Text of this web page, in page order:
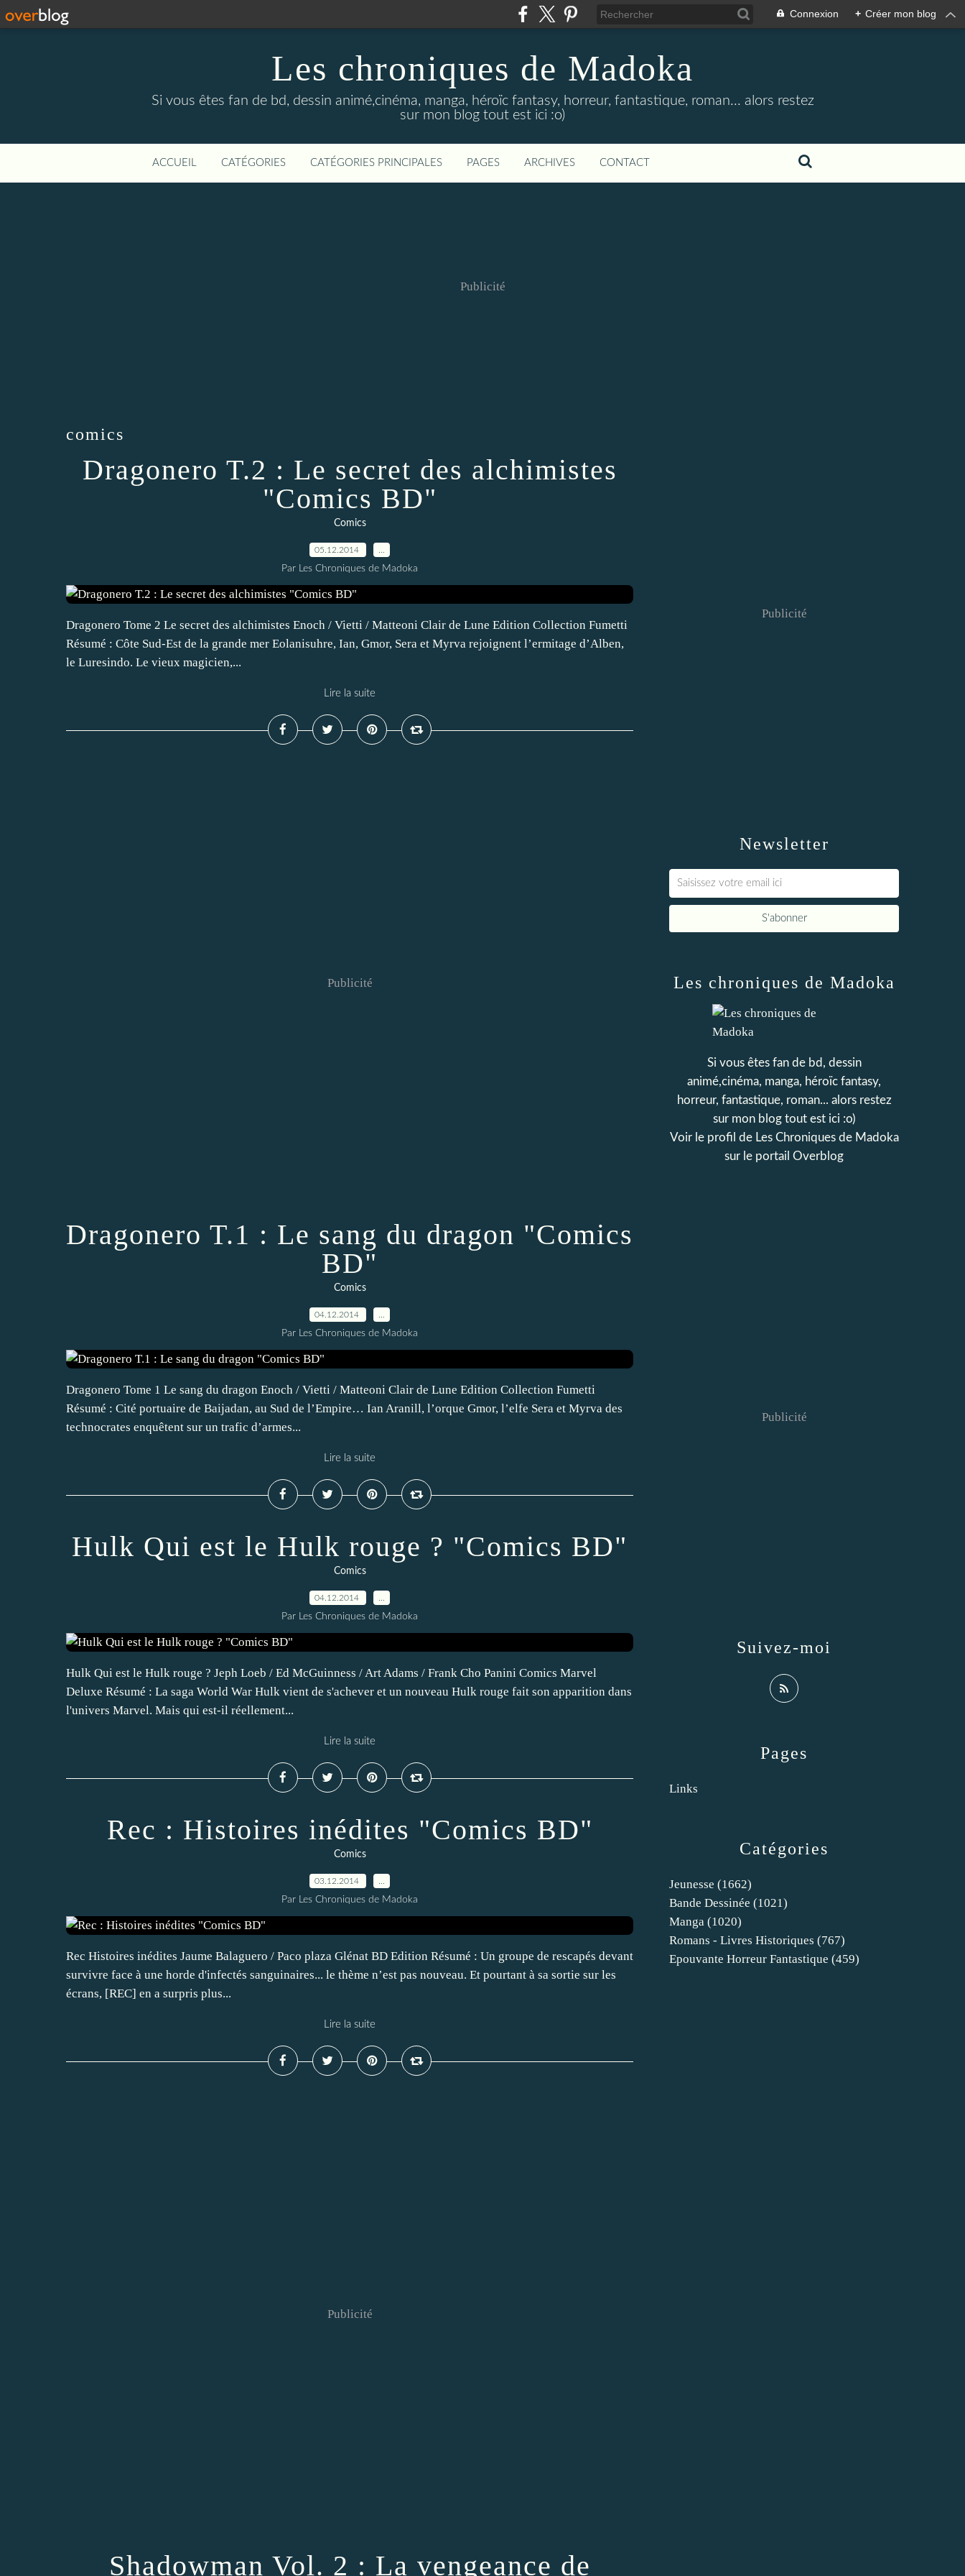
Connexion + Créer mon blog
Les chroniques de Madoka
Si vous êtes fan de bd, dessin animé,cinéma, manga, héroïc fantasy, horreur, fantastique, roman... alors restez
sur mon blog tout est ici :o)
ACCUEIL CATÉGORIES CATÉGORIES PRINCIPALES PAGES ARCHIVES CONTACT
Publicité
comics
Dragonero T.2 : Le secret des alchimistes
"Comics BD"
Comics
05.12.2014
Par Les Chroniques de Madoka
Dragonero Tome 2 Le secret des alchimistes Enoch / Vietti / Matteoni Clair de Lune Edition Collection Fumetti
Résumé : Côte Sud-Est de la grande mer Eolanisuhre, Ian, Gmor, Sera et Myrva rejoignent l’ermitage d’Alben,
le Luresindo. Le vieux magicien,...
Lire la suite
Publicité
Dragonero T.1 : Le sang du dragon "Comics
BD"
Comics
04.12.2014
Par Les Chroniques de Madoka
Dragonero Tome 1 Le sang du dragon Enoch / Vietti / Matteoni Clair de Lune Edition Collection Fumetti
Résumé : Cité portuaire de Baijadan, au Sud de l’Empire… Ian Aranill, l’orque Gmor, l’elfe Sera et Myrva des
technocrates enquêtent sur un trafic d’armes...
Lire la suite
Hulk Qui est le Hulk rouge ? "Comics BD"
Comics
04.12.2014
Par Les Chroniques de Madoka
Hulk Qui est le Hulk rouge ? Jeph Loeb / Ed McGuinness / Art Adams / Frank Cho Panini Comics Marvel
Deluxe Résumé : La saga World War Hulk vient de s'achever et un nouveau Hulk rouge fait son apparition dans
l'univers Marvel. Mais qui est-il réellement...
Lire la suite
Rec : Histoires inédites "Comics BD"
Comics
03.12.2014
Par Les Chroniques de Madoka
Rec Histoires inédites Jaume Balaguero / Paco plaza Glénat BD Edition Résumé : Un groupe de rescapés devant
survivre face à une horde d'infectés sanguinaires... le thème n’est pas nouveau. Et pourtant à sa sortie sur les
écrans, [REC] en a surpris plus...
Lire la suite
Publicité
Shadowman Vol. 2 : La vengeance de
Newsletter
Publicité
Catégories
Jeunesse (1662)
Bande Dessinée (1021)
Manga (1020)
Romans - Livres Historiques (767)
Epouvante Horreur Fantastique (459)
Pages
Links
Les chroniques de Madoka
Si vous êtes fan de bd, dessin
animé,cinéma, manga, héroïc fantasy,
horreur, fantastique, roman... alors restez
sur mon blog tout est ici :o)
Voir le profil de Les Chroniques de Madoka
sur le portail Overblog
Suivez-moi
Publicité